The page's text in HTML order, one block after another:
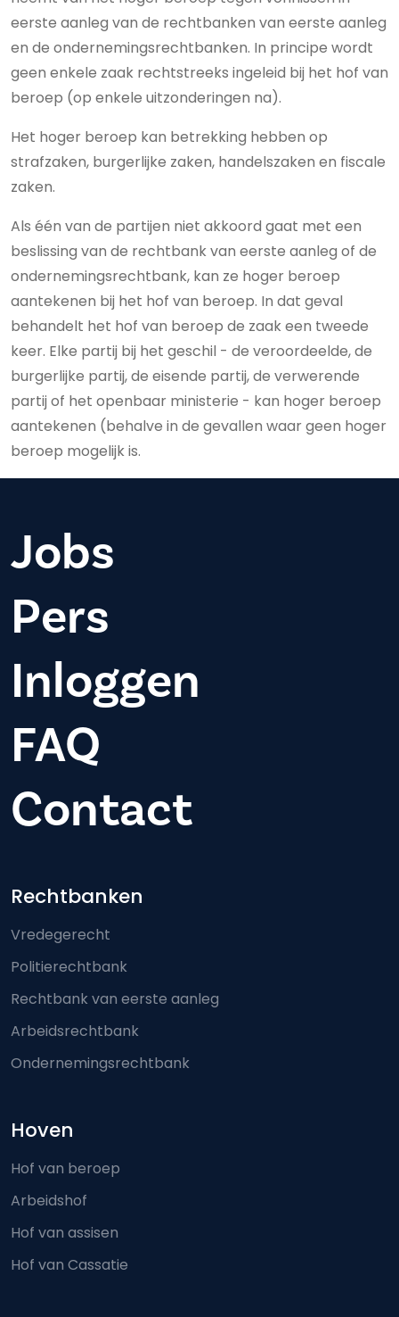
eerste aanleg van de rechtbanken van eerste aanleg
en de ondernemingsrechtbanken. In principe wordt
geen enkele zaak rechtstreeks ingeleid bij het hof van
beroep (op enkele uitzonderingen na).
Het hoger beroep kan betrekking hebben op
strafzaken, burgerlijke zaken, handelszaken en fiscale
zaken.
Als één van de partijen niet akkoord gaat met een
beslissing van de rechtbank van eerste aanleg of de
ondernemingsrechtbank, kan ze hoger beroep
aantekenen bij het hof van beroep. In dat geval
behandelt het hof van beroep de zaak een tweede
keer. Elke partij bij het geschil - de veroordeelde, de
burgerlijke partij, de eisende partij, de verwerende
partij of het openbaar ministerie - kan hoger beroep
aantekenen (behalve in de gevallen waar geen hoger
beroep mogelijk is.
Jobs
Pers
Inloggen
FAQ
Contact
Footer-menu
Rechtbanken
Vredegerecht
Politierechtbank
Rechtbank van eerste aanleg
Arbeidsrechtbank
Ondernemingsrechtbank
Hoven
Hof van beroep
Arbeidshof
Hof van assisen
Hof van Cassatie